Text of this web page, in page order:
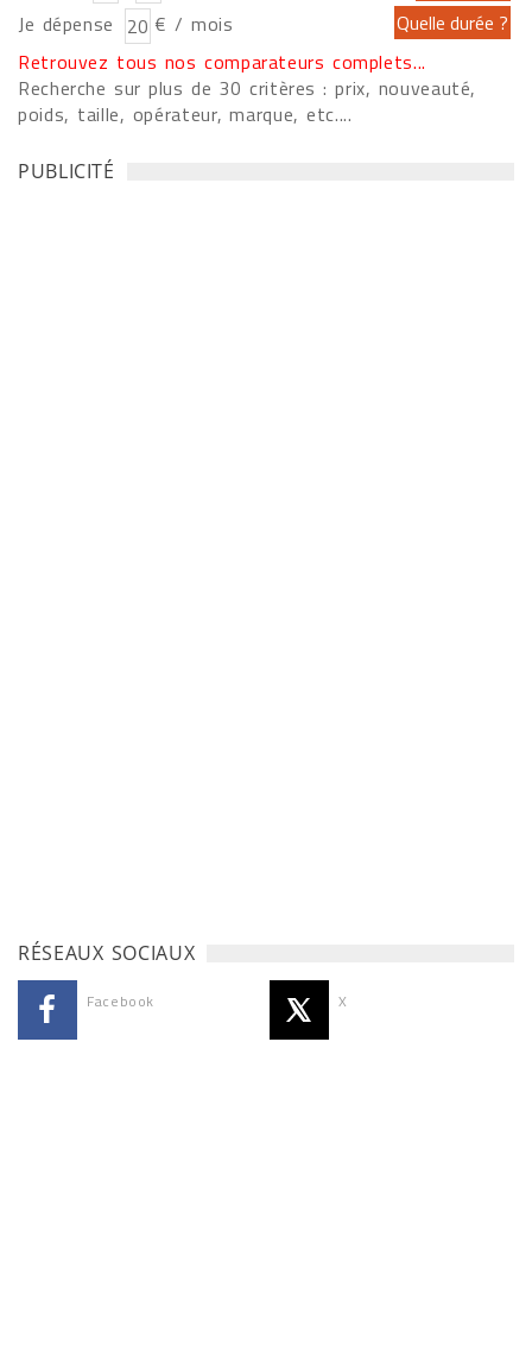
Je dépense
€ / mois
Retrouvez tous nos comparateurs complets...
Recherche sur plus de 30 critères : prix, nouveauté,
poids, taille, opérateur, marque, etc....
PUBLICITÉ
RÉSEAUX SOCIAUX
Facebook X